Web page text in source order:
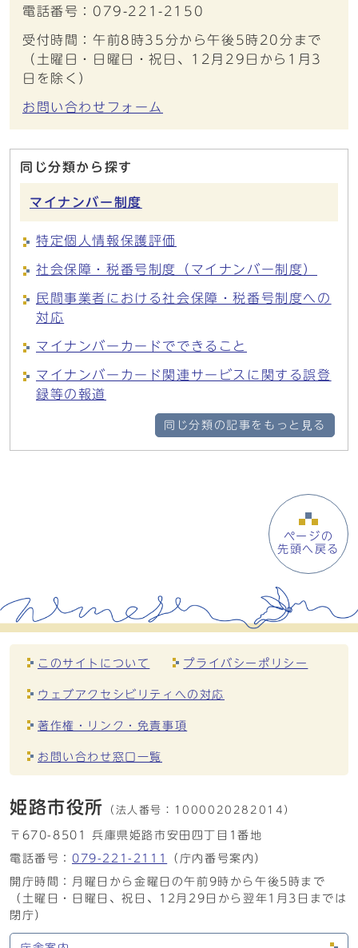
電話番号：079-221-2150
受付時間：午前8時35分から午後5時20分まで
（土曜日・日曜日・祝日、12月29日から1月3
日を除く）
お問い合わせフォーム
同じ分類から探す
マイナンバー制度
特定個人情報保護評価
社会保障・税番号制度（マイナンバー制度）
民間事業者における社会保障・税番号制度への
対応
マイナンバーカードでできること
マイナンバーカード関連サービスに関する誤登
録等の報道
同じ分類の記事をもっと見る
ページの
先頭へ戻る
このサイトについて プライバシーポリシー
ウェブアクセシビリティへの対応
著作権・リンク・免責事項
お問い合わせ窓口一覧
姫路市役所 （法人番号： 1000020282014）
〒670-8501 兵庫県姫路市安田四丁目1番地
電話番号： 079-221-2111
（庁内番号案内）
開庁時間：月曜日から金曜日の午前9時から午後5時まで
（土曜日・日曜日、祝日、12月29日から翌年1月3日までは
閉庁）